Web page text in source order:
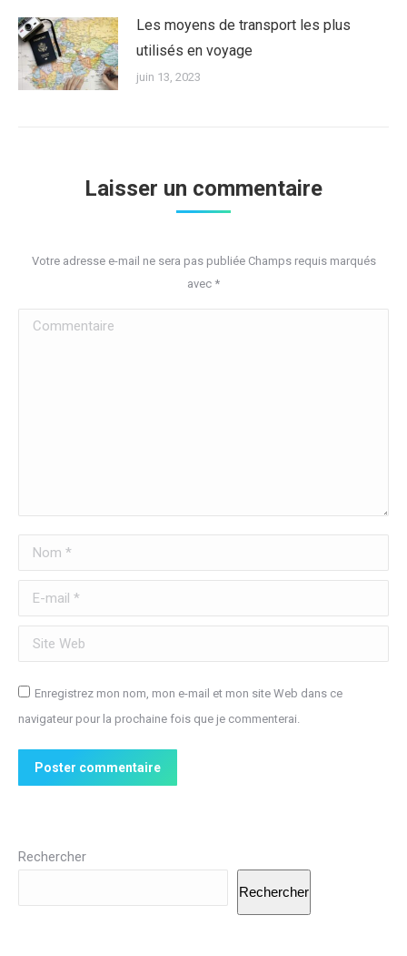
Les moyens de transport les plus
utilisés en voyage
juin 13, 2023
Laisser un commentaire
Votre adresse e-mail ne sera pas publiée Champs requis marqués
avec *
Commentaire
Nom *
E-mail *
Site Web
Enregistrez mon nom, mon e-mail et mon site Web dans ce
navigateur pour la prochaine fois que je commenterai.
Poster commentaire
Rechercher
Rechercher